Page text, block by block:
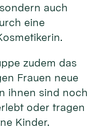
auch
eine
zudem das
Frauen neue
ihnen sind noch
oder tragen
Kinder.